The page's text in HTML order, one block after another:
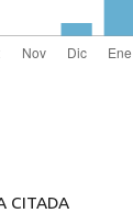
CITADA